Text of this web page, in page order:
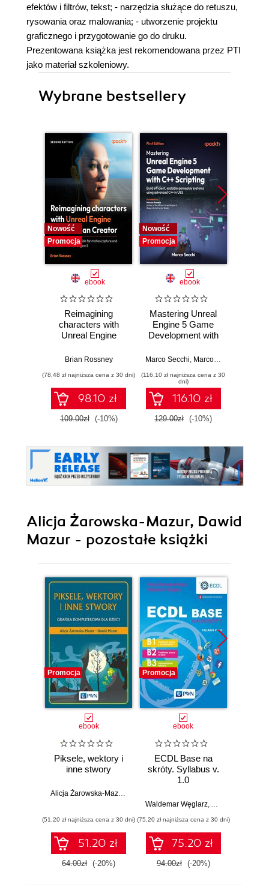
efektów i filtrów, tekst; - narzędzia służące do retuszu,
rysowania oraz malowania; - utworzenie projektu
graficznego i przygotowanie go do druku.
Prezentowana książka jest rekomendowana przez PTI
jako materiał szkoleniowy.
Wybrane bestsellery
Nowość
Promocja
ebook
Reimagining
characters with
Unreal Engine
Creator. A
guide for motion
capture and
animation in Unreal
Engine 5 - Second
Edition
Brian Rossney
(78,48 zł najniższa cena z 30 dni)
98.10 zł
109.00zł (-10%)
Nowość
Promocja
ebook
Mastering Unreal
Engine 5 Game
Development with
Build efficient,
systems using
advanced C++ in
UE5
Marco Secchi, Marcos Romero
(116,10 zł najniższa cena z 30
dni)
116.10 zł
129.00zł (-10%)
Alicja Żarowska-Mazur, Dawid
Mazur - pozostałe książki
Promocja
ebook
Piksele, wektory i
inne stwory
(51,20 zł najniższa cena z 30 dni)
51.20 zł
64.00zł (-20%)
Promocja
ebook
ECDL Base na
skróty. Syllabus v.
1.0
Waldemar Węglarz,
(75,20 zł najniższa cena z 30 dni)
75.20 zł
94.00zł (-20%)